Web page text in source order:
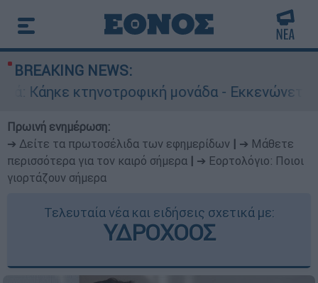
BREAKING NEWS:
μονάδα - Εκκενώνεται ο Άγιος
Πρωινή ενημέρωση:
➔ Δείτε τα πρωτοσέλιδα των εφημερίδων
➔ Μάθετε
περισσότερα για τον καιρό σήμερα
➔ Εορτολόγιο: Ποιοι
γιορτάζουν σήμερα
Τελευταία νέα και ειδήσεις σχετικά με:
ΥΔΡΟΧΟΟΣ